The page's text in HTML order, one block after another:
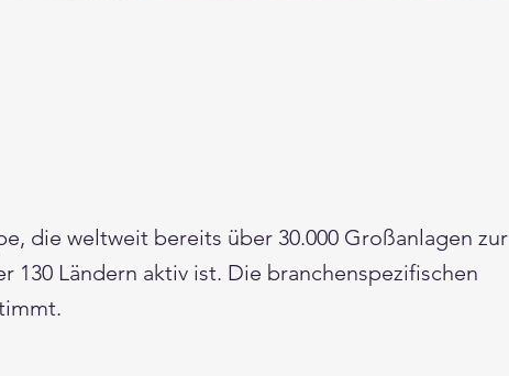
die weltweit bereits über 30.000 Großanlagen zur
Ländern aktiv ist. Die branchenspezifischen